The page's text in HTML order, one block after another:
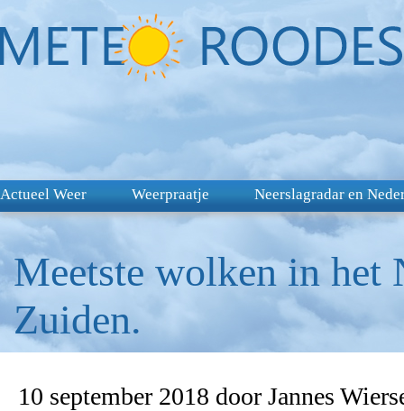
Actueel Weer Weerpraatje Neerslagradar en
Meetste wolken in het
Zuiden.
10 september 2018 door Jannes